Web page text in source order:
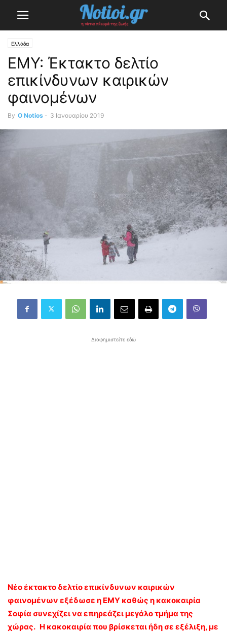
Ελλάδα
ΕΜΥ: Έκτακτο δελτίο
επικίνδυνων καιρικών
φαινομένων
By O Notios - 3 Ιανουαρίου 2019
Διαφημιστείτε εδώ
Νέο έκτακτο δελτίο επικίνδυνων καιρικών
φαινομένων εξέδωσε η ΕΜΥ καθώς η κακοκαιρία
Σοφία συνεχίζει να επηρεάζει μεγάλο τμήμα της
χώρας. Η κακοκαιρία που βρίσκεται ήδη σε εξέλιξη, με